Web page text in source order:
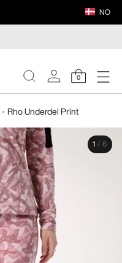
NO
0
Rho Underdel Print
1 / 6